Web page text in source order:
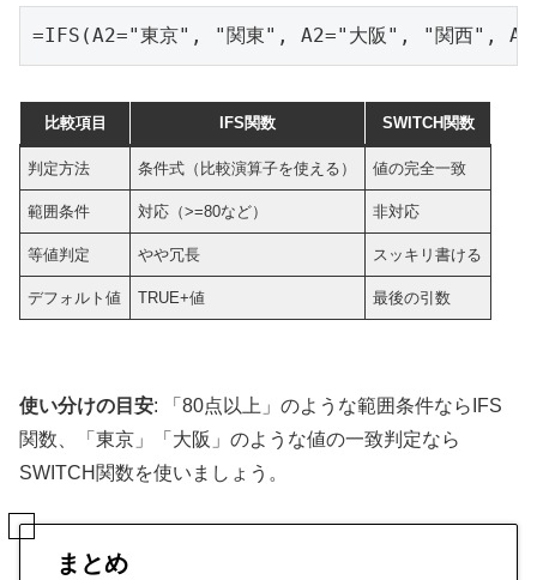
=IFS(A2="東京", "関東", A2="大阪", "関西",
比較項目 IFS関数 SWITCH関数
判定方法 条件式（比較演算子を使える） 値の完全一致
範囲条件 対応（>=80など） 非対応
等値判定 やや冗長 スッキリ書ける
デフォルト値 TRUE+値 最後の引数
使い分けの目安: 「80点以上」のような範囲条件ならIFS
関数、「東京」「大阪」のような値の一致判定なら
SWITCH関数を使いましょう。
まとめ